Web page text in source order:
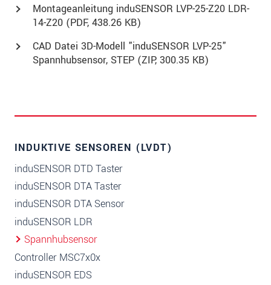
Montageanleitung induSENSOR LVP-25-Z20 LDR-
14-Z20 (PDF, 438.26 KB)
CAD Datei 3D-Modell "induSENSOR LVP-25"
Spannhubsensor, STEP (ZIP, 300.35 KB)
INDUKTIVE SENSOREN (LVDT)
induSENSOR DTD Taster
induSENSOR DTA Taster
induSENSOR DTA Sensor
induSENSOR LDR
Spannhubsensor
Controller MSC7x0x
induSENSOR EDS